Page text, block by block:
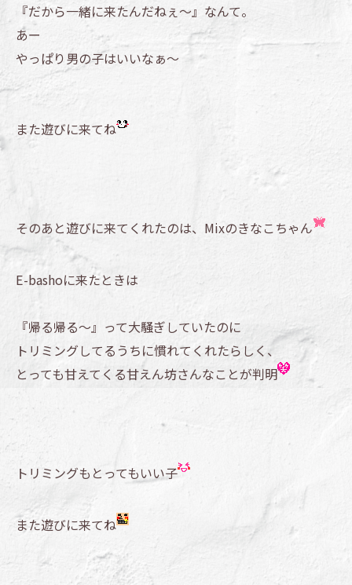
『だから一緒に来たんだねぇ～』なんて。
あー
やっぱり男の子はいいなぁ～
また遊びに来てね
そのあと遊びに来てくれたのは、Mixのきなこちゃん
E-bashoに来たときは
『帰る帰る～』って大騒ぎしていたのに
トリミングしてるうちに慣れてくれたらしく、
とっても甘えてくる甘えん坊さんなことが判明
トリミングもとってもいい子
また遊びに来てね